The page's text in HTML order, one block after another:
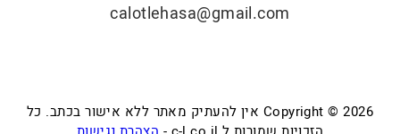
calotlehasa@gmail.com
Copyright © 2026 אין להעתיק מאתר ללא אישור בכתב. כל